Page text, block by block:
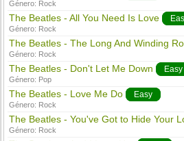
Género: Rock
The Beatles - All You Need Is Love
Género: Rock
The Beatles - The Long And Winding
Género: Rock
The Beatles - Don't Let Me Down Easy
Género: Pop
The Beatles - Love Me Do Easy
Género: Rock
The Beatles - You've Got to Hide Your
Género: Rock